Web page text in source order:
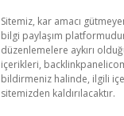
Sitemiz, kar amacı
bilgi paylaşım
düzenlemelere aykırı
içerikleri,
bildirmeniz halinde, ilgili
sitemizden kaldırılacaktır.